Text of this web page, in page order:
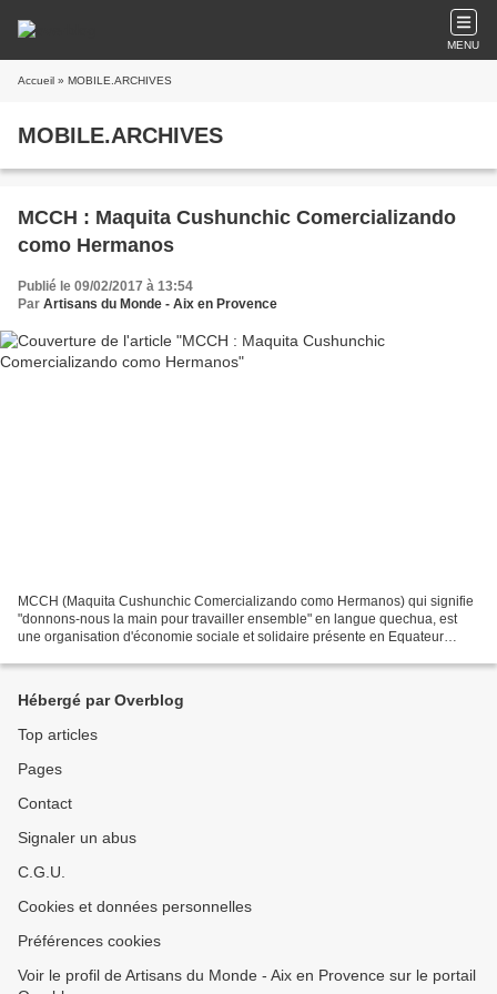
MENU
Accueil » MOBILE.ARCHIVES
MOBILE.ARCHIVES
MCCH : Maquita Cushunchic Comercializando
como Hermanos
Publié le 09/02/2017 à 13:54
Par Artisans du Monde - Aix en Provence
MCCH (Maquita Cushunchic Comercializando como Hermanos) qui signifie
"donnons-nous la main pour travailler ensemble" en langue quechua, est
une organisation d'économie sociale et solidaire présente en Equateur
Hébergé par Overblog
Top articles
Pages
Contact
Signaler un abus
C.G.U.
Cookies et données personnelles
Préférences cookies
Voir le profil de Artisans du Monde - Aix en Provence sur le portail